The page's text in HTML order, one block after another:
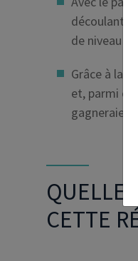
découlant
de niveau
Grâce à la «
et, parmi
gagneraient
CETTE